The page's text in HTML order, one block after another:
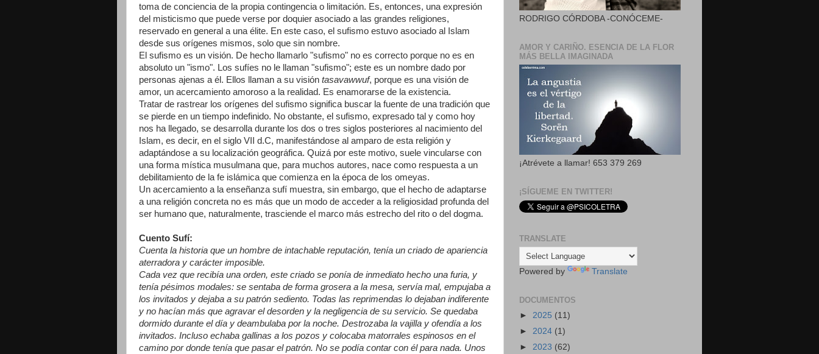
toma de conciencia de la propia contingencia o limitación. Es, entonces, una expresión
del misticismo que puede verse por doquier asociado a las grandes religiones,
reservado en general a una élite. En este caso, el sufismo estuvo asociado al Islam
desde sus orígenes mismos, solo que sin nombre.
El sufismo es un visión. De hecho llamarlo "sufismo" no es correcto porque no es en
absoluto un "ismo". Los sufíes no le llaman "sufismo"; este es un nombre dado por
personas ajenas a él. Ellos llaman a su visión tasavawwuf, porque es una visión de
amor, un acercamiento amoroso a la realidad. Es enamorarse de la existencia.
Tratar de rastrear los orígenes del sufismo significa buscar la fuente de una tradición que
se pierde en un tiempo indefinido. No obstante, el sufismo, expresado tal y como hoy
nos ha llegado, se desarrolla durante los dos o tres siglos posteriores al nacimiento del
Islam, es decir, en el siglo VII d.C, manifestándose al amparo de esta religión y
adaptándose a su localización geográfica. Quizá por este motivo, suele vincularse con
una forma mística musulmana que, para muchos autores, nace como respuesta a un
debilitamiento de la fe islámica que comienza en la época de los omeyas.
Un acercamiento a la enseñanza sufí muestra, sin embargo, que el hecho de adaptarse
a una religión concreta no es más que un modo de acceder a la religiosidad profunda del
ser humano que, naturalmente, trasciende el marco más estrecho del rito o del dogma.
Cuento Sufí:
Cuenta la historia que un hombre de intachable reputación, tenía un criado de apariencia
aterradora y carácter imposible.
Cada vez que recibía una orden, este criado se ponía de inmediato hecho una furia, y
tenía pésimos modales: se sentaba de forma grosera a la mesa, servía mal, empujaba a
los invitados y dejaba a su patrón sediento. Todas las reprimendas lo dejaban indiferente
y no hacían más que agravar el desorden y la negligencia de su servicio. Se quedaba
dormido durante el día y deambulaba por la noche. Destrozaba la vajilla y ofendía a los
invitados. Incluso echaba gallinas a los pozos y colocaba matorrales espinosos en el
camino por donde tenía que pasar el patrón. No se podía contar con él para nada. Unos
RODRIGO CÓRDOBA -CONÓCEME-
AMOR Y CARIÑO. ESENCIA DE LA FLOR
MÁS BELLA IMAGINADA
¡Atrévete a llamar! 653 379 269
¡SÍGUEME EN TWITTER!
TRANSLATE
Powered by Translate
DOCUMENTOS
► 2025 (11)
► 2024 (1)
► 2023 (62)